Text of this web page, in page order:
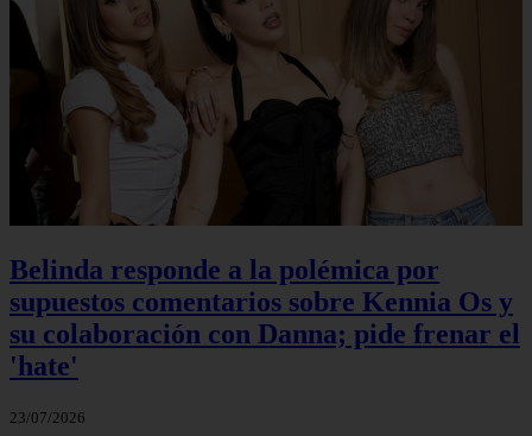
Belinda responde a la polémica por
supuestos comentarios sobre Kennia Os y
su colaboración con Danna; pide frenar el
'hate'
23/07/2026